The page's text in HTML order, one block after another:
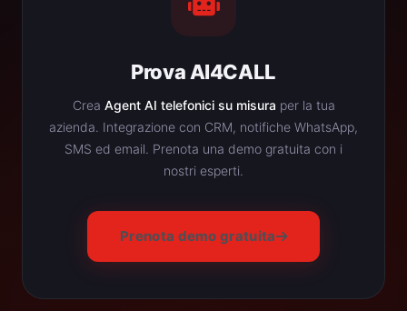
Prova AI4CALL
Crea Agent AI telefonici su misura per la tua
azienda. Integrazione con CRM, notifiche WhatsApp,
SMS ed email. Prenota una demo gratuita con i
nostri esperti.
Prenota demo gratuita